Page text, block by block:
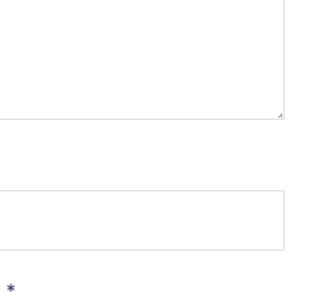
*